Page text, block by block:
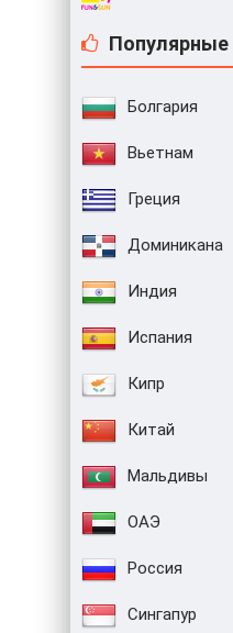
Популярные
Болгария
Вьетнам
Греция
Доминикана
Индия
Испания
Кипр
Китай
Мальдивы
ОАЭ
Россия
Сингапур